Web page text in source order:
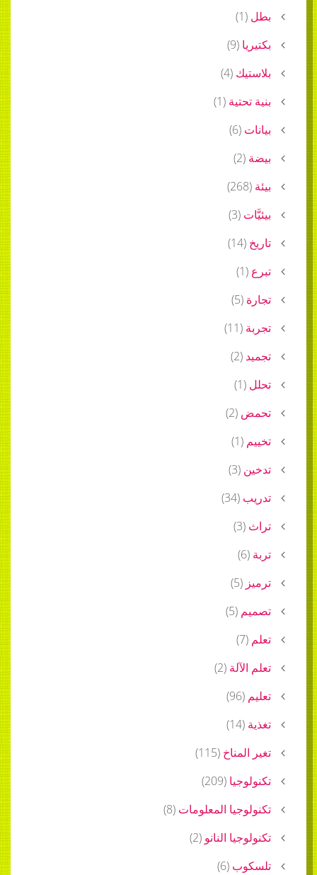
بطل (
1
)
بكتيريا (
9
)
بلاستيك (
4
)
بنية تحتية (
1
)
بيانات (
6
)
بيضة (
2
)
بيئة (
268
)
بيئيَّات (
3
)
تاريخ (
14
)
تبرع (
1
)
تجارة (
5
)
تجربة (
11
)
تجميد (
2
)
تحلل (
1
)
تحمض (
2
)
تخييم (
1
)
تدخين (
3
)
تدريب (
34
)
تراث (
3
)
تربة (
6
)
ترميز (
5
)
تصميم (
5
)
تعلم (
7
)
تعلم الآلة (
2
)
تعليم (
96
)
تغذية (
14
)
تغير المناخ (
115
)
تكنولوجيا (
209
)
تكنولوجيا المعلومات (
8
)
تكنولوجيا النانو (
2
)
تلسكوب (
6
)